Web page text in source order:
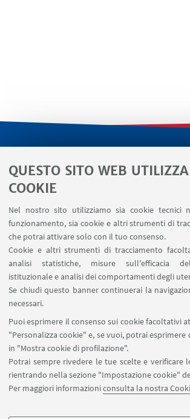
QUESTO SITO WEB
COOKIE
Nel nostro sito utilizziamo sia cookie tecnici
funzionamento, sia cookie e altri strumenti di
che potrai attivare solo con il tuo consenso.
Cookie e altri strumenti di tracciamento
analisi statistiche, misure sull'efficacia
istituzionale e analisi dei comportamenti degli
Se chiudi questo banner continuerai la
necessari.
Puoi esprimere il consenso sui cookie facoltativi
"Personalizza cookie" e, se vuoi, potrai esprimere
in "Mostra cookie di profilazione".
Potrai sempre rivedere le tue scelte e verificare
rientrando nella sezione "Impostazione cookie"
Per maggiori informazioniconsulta la nostra
Segnala un evento
Contatti
SEGUI IL DIPARTIMENTO
SEGUI UNIBO SU:
APP: